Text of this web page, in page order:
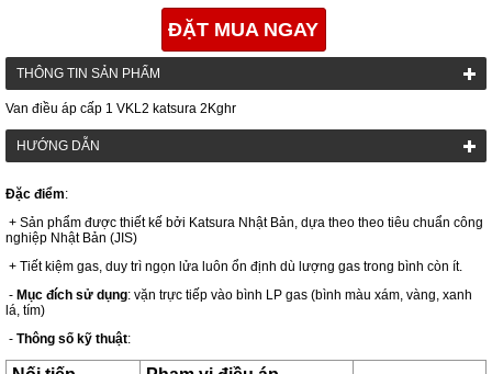
ĐẶT MUA NGAY
THÔNG TIN SẢN PHẨM
Van điều áp cấp 1 VKL2 katsura 2Kghr
HƯỚNG DẪN
Đặc điểm:
+ Sản phẩm được thiết kế bởi Katsura Nhật Bản, dựa theo theo tiêu chuẩn công
nghiệp Nhật Bản (JIS)
+ Tiết kiệm gas, duy trì ngọn lửa luôn ổn định dù lượng gas trong bình còn ít.
- Mục đích sử dụng: vặn trực tiếp vào bình LP gas (bình màu xám, vàng, xanh
lá, tím)
- Thông số kỹ thuật: